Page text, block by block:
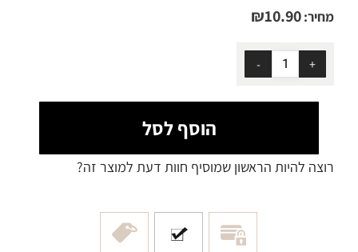
מחיר: ₪10.90
הוסף לסל
רוצה להיות הראשון שמוסיף חוות דעת למוצר זה?